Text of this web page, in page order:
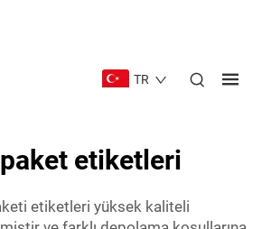
TR
paket etiketleri
etiketleri yüksek kaliteli